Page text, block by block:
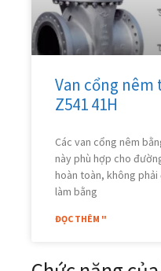
Van cổng nêm
Z541 41H
Các van cổng nêm
này phù hợp cho
hoàn toàn, không
làm bằng
ĐỌC THÊM "